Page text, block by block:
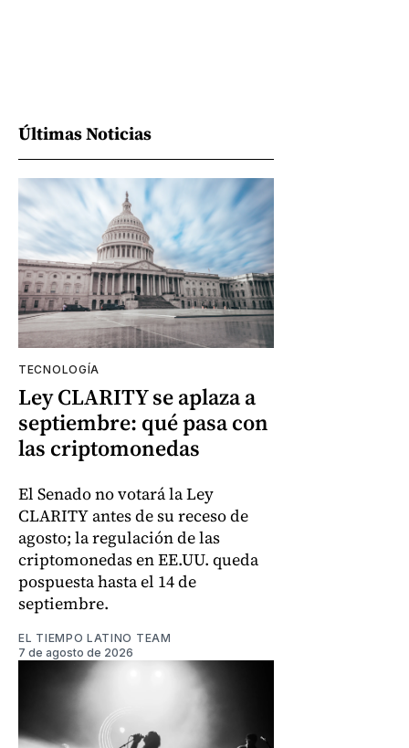
Últimas Noticias
TECNOLOGÍA
Ley CLARITY se aplaza a
septiembre: qué pasa con
las criptomonedas
El Senado no votará la Ley
CLARITY antes de su receso de
agosto; la regulación de las
criptomonedas en EE.UU. queda
pospuesta hasta el 14 de
septiembre.
EL TIEMPO LATINO TEAM
7 de agosto de 2026